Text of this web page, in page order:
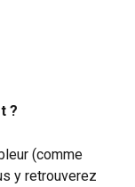
?
(comme
y retrouverez